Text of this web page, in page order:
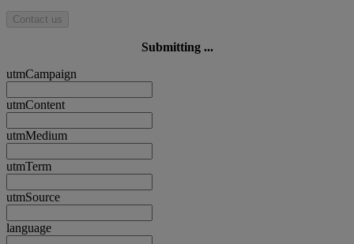
Contact us
Submitting ...
utmCampaign
utmContent
utmMedium
utmTerm
utmSource
language